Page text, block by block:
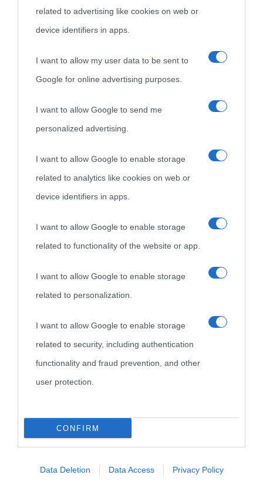
related to advertising like cookies on web or
device identifiers in apps.
I want to allow my user data to be sent to
Google for online advertising purposes.
I want to allow Google to send me
personalized advertising.
I want to allow Google to enable storage
related to analytics like cookies on web or
device identifiers in apps.
I want to allow Google to enable storage
related to functionality of the website or app.
I want to allow Google to enable storage
related to personalization.
I want to allow Google to enable storage
related to security, including authentication
functionality and fraud prevention, and other
user protection.
CONFIRM
Data Deletion Data Access Privacy Policy
Cultura
come Affiliato Amazon il sito ricava commissioni sugli acquisti
nell'avversa.
Frasi sulla cultura
Biografie ApprofondisciServizi